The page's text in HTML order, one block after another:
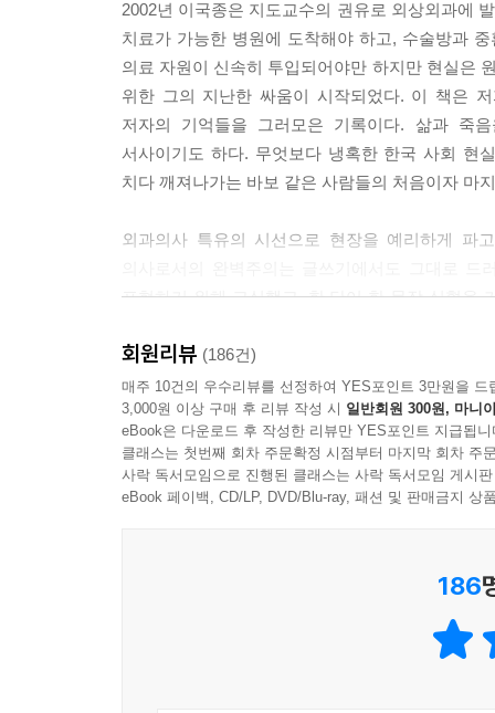
있는 환자들이 죽어나갔다. --- p.148
좌측에서 제3조수를 서고 있는 백숙자의 피곤함
자실로 보내기로 했다. 전담간호사들이 환자를 이
자를 응시하는 사신이 있었다. 시야에서 카트가
을 거둘 것이다. --- p.178
가 살아날 가능성은 희박했고, 최악의 경우 내가
올라왔다. 거죽 밑으로 번지는 마른 기운이 몸속
하기만 했다. --- p.232
핏물을 거두자 청년의 얼굴이 보였다. 훈련으로
을 생각했다. 자꾸만 눈물이 솟았다. 낡은 고속정
전달되었다. 두개골 속이 덜그덕거리며 흔들거렸
가운데 심평원의 기준을 충족하는 것은 거의 없
다. 대한민국에 외상외과라는 분야는 존재 불가능
2002년 이국종은 지도교수의 권유로 외상외과에
치료가 가능한 병원에 도착해야 하고, 수술방과
의료 자원이 신속히 투입되어야만 하지만 현실은
위한 그의 지난한 싸움이 시작되었다. 이 책은
저자의 기억들을 그러모은 기록이다. 삶과 죽
서사이기도 하다. 무엇보다 냉혹한 한국 사회 현
치다 깨져나가는 바보 같은 사람들의 처음이자 마
외과의사 특유의 시선으로 현장을 예리하게
표현하기 위해 고심했고, 한 단어 한 문장 심혈을
그동안 언론에 익히 알려진 석해균 선장 구출, 세
막을 수 있었던 수많은 죽음을 목격하고도
왜 우리는 변하지 못하는가?
2권에서는 우여곡절 끝에 저자가 몸담은 대학
국민을 슬픔에 빠뜨린 대참사를 통해 적나라하
기록하고자 밤새워 한 자 한 자 적어 내려갔다
회원리뷰 (186건)
매주 10건의 우수리뷰를 선정하여 YES포인트 3만원을 드
3,000원 이상 구매 후 리뷰 작성 시 일반회원 300원, 마니
eBook은 다운로드 후 작성한 리뷰만 YES포인트 지급됩니
클래스는 첫번째 회차 주문확정 시점부터 마지막 회차 주
사락 독서모임으로 진행된 클래스는 사락 독서모임 게시
eBook 페이백, CD/LP, DVD/Blu-ray, 패션 및 판매금지 상
186